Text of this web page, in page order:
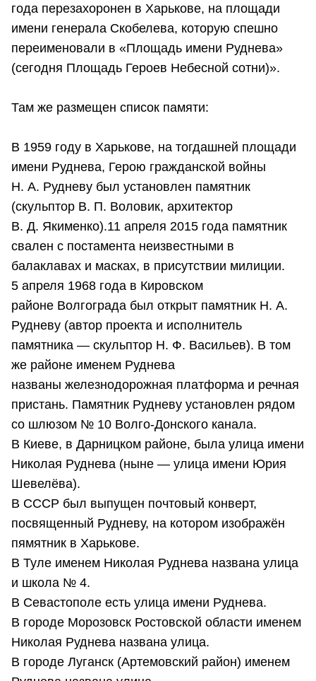
года перезахоронен в Харькове, на площади
имени генерала Скобелева, которую спешно
переименовали в «Площадь имени Руднева»
(сегодня Площадь Героев Небесной сотни)».
Там же размещен список памяти:
В 1959 году в Харькове, на тогдашней площади
имени Руднева, Герою гражданской войны
Н. А. Рудневу был установлен памятник
(скульптор В. П. Воловик, архитектор
В. Д. Якименко).11 апреля 2015 года памятник
свален с постамента неизвестными в
балаклавах и масках, в присутствии милиции.
5 апреля 1968 года в Кировском
районе Волгограда был открыт памятник Н. А.
Рудневу (автор проекта и исполнитель
памятника — скульптор Н. Ф. Васильев). В том
же районе именем Руднева
названы железнодорожная платформа и речная
пристань. Памятник Рудневу установлен рядом
со шлюзом № 10 Волго-Донского канала.
В Киеве, в Дарницком районе, была улица имени
Николая Руднева (ныне — улица имени Юрия
Шевелёва).
В СССР был выпущен почтовый конверт,
посвященный Рудневу, на котором изображён
пямятник в Харькове.
В Туле именем Николая Руднева названа улица
и школа № 4.
В Севастополе есть улица имени Руднева.
В городе Морозовск Ростовской области именем
Николая Руднева названа улица.
В городе Луганск (Артемовский район) именем